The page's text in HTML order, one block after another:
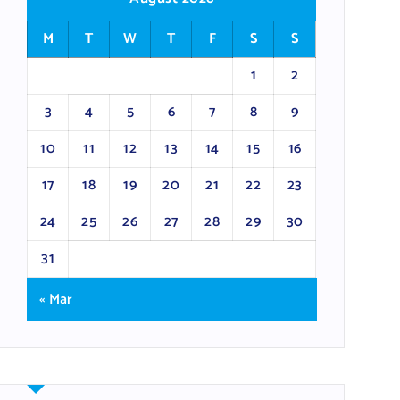
M
T W T F S
S
1
2
3
4 5 6 7 8
9
10
11 12 13 14 15
16
17
18 19 20 21 22
23
24
25 26 27 28 29
30
31
« Mar